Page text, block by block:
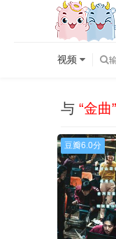
视频
与 “金曲”
豆瓣6.0分